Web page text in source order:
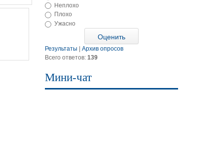
Неплохо
Плохо
Ужасно
Результаты
Архив опросов
Всего ответов: 139
Мини-чат